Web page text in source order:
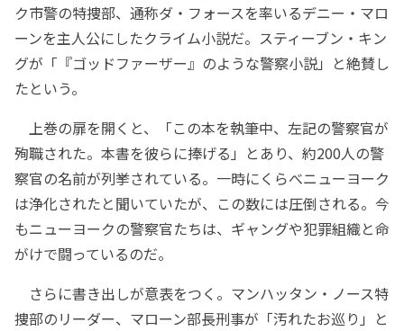
ク市警の特捜部、通称ダ・フォースを率いるデニー・マロ
ーンを主人公にしたクライム小説だ。スティーブン・キン
グが「『ゴッドファーザー』のような警察小説」と絶賛し
たという。
上巻の扉を開くと、「この本を執筆中、左記の警察官が
殉職された。本書を彼らに捧げる」とあり、約200人の警
察官の名前が列挙されている。一時にくらべニューヨーク
は浄化されたと聞いていたが、この数には圧倒される。今
もニューヨークの警察官たちは、ギャングや犯罪組織と命
がけで闘っているのだ。
さらに書き出しが意表をつく。マンハッタン・ノース特
捜部のリーダー、マローン部長刑事が「汚れたお巡り」と